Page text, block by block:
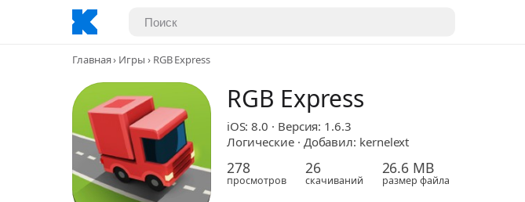
Главная Игры RGB Express
RGB Express
iOS: 8.0 · Версия: 1.6.3
Логические · Добавил: kernelext
278
просмотров
26
скачиваний
26.6 MB
размер файла